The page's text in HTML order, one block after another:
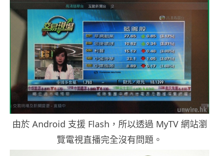
由於 Android 支援 Flash，所以透過 MyTV 網站瀏
覽電視直播完全沒有問題。